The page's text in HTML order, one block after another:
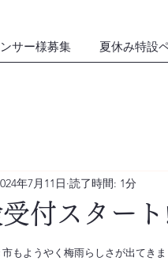
サー様募集 夏休み特設
付スタート
年7月11日 読了時間: 1分
もようやく梅雨らしさが出てき